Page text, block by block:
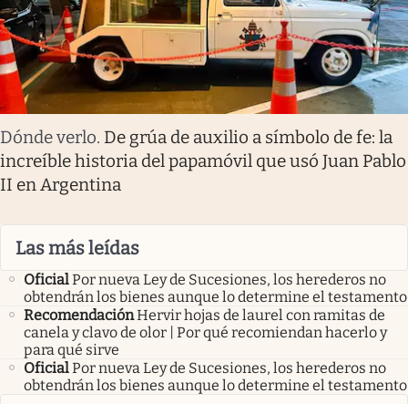
Dónde verlo. De grúa de auxilio a símbolo de fe: la
increíble historia del papamóvil que usó Juan Pablo
II en Argentina
Las más leídas
OficialPor nueva Ley de Sucesiones, los herederos no
obtendrán los bienes aunque lo determine el testamento
RecomendaciónHervir hojas de laurel con ramitas de
canela y clavo de olor | Por qué recomiendan hacerlo y
para qué sirve
OficialPor nueva Ley de Sucesiones, los herederos no
obtendrán los bienes aunque lo determine el testamento